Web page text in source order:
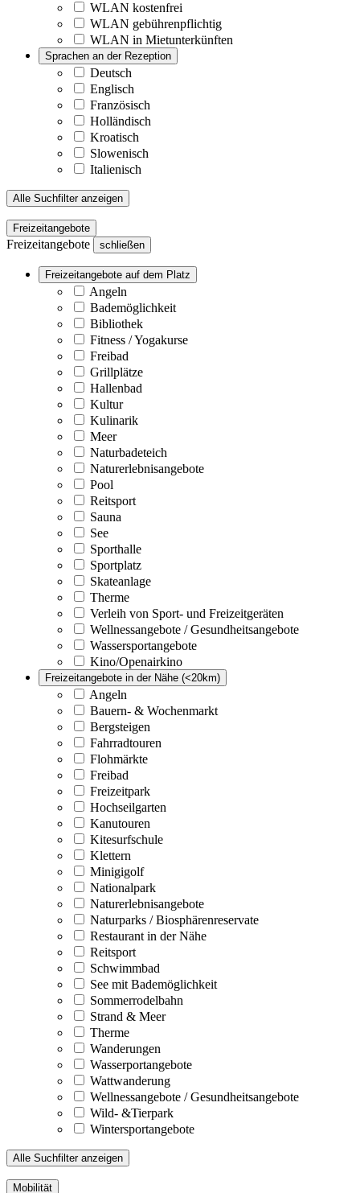
WLAN kostenfrei
WLAN gebührenpflichtig
WLAN in Mietunterkünften
Sprachen an der Rezeption
Deutsch
Englisch
Französisch
Holländisch
Kroatisch
Slowenisch
Italienisch
Alle Suchfilter anzeigen
Freizeitangebote
Freizeitangebote schließen
Freizeitangebote auf dem Platz
Angeln
Bademöglichkeit
Bibliothek
Fitness / Yogakurse
Freibad
Grillplätze
Hallenbad
Kultur
Kulinarik
Meer
Naturbadeteich
Naturerlebnisangebote
Pool
Reitsport
Sauna
See
Sporthalle
Sportplatz
Skateanlage
Therme
Verleih von Sport- und Freizeitgeräten
Wellnessangebote / Gesundheitsangebote
Wassersportangebote
Kino/Openairkino
Freizeitangebote in der Nähe (<20km)
Angeln
Bauern- & Wochenmarkt
Bergsteigen
Fahrradtouren
Flohmärkte
Freibad
Freizeitpark
Hochseilgarten
Kanutouren
Kitesurfschule
Klettern
Minigigolf
Nationalpark
Naturerlebnisangebote
Naturparks / Biosphärenreservate
Restaurant in der Nähe
Reitsport
Schwimmbad
See mit Bademöglichkeit
Sommerrodelbahn
Strand & Meer
Therme
Wanderungen
Wasserportangebote
Wattwanderung
Wellnessangebote / Gesundheitsangebote
Wild- &Tierpark
Wintersportangebote
Alle Suchfilter anzeigen
Mobilität